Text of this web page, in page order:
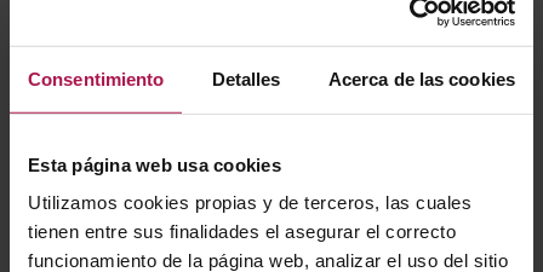
Consentimiento Detalles Acerca de las cookies
Esta página web usa cookies
Utilizamos cookies propias y de terceros, las cuales
tienen entre sus finalidades el asegurar el correcto
funcionamiento de la página web, analizar el uso del sitio
Vin De France
Ami Gaminot
Maison Ami
2022
Ami Gaminot
Maison Ami
2021